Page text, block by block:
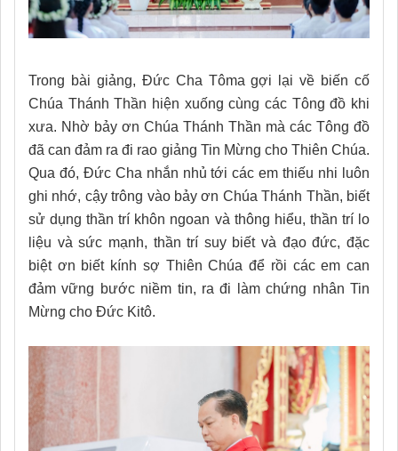
Trong bài giảng, Đức Cha Tôma gợi lại về biến cố
Chúa Thánh Thần hiện xuống cùng các Tông đồ khi
xưa. Nhờ bảy ơn Chúa Thánh Thần mà các Tông đồ
đã can đảm ra đi rao giảng Tin Mừng cho Thiên Chúa.
Qua đó, Đức Cha nhắn nhủ tới các em thiếu nhi luôn
ghi nhớ, cậy trông vào bảy ơn Chúa Thánh Thần, biết
sử dụng thần trí khôn ngoan và thông hiểu, thần trí lo
liệu và sức mạnh, thần trí suy biết và đạo đức, đặc
biệt ơn biết kính sợ Thiên Chúa để rồi các em can
đảm vững bước niềm tin, ra đi làm chứng nhân Tin
Mừng cho Đức Kitô.